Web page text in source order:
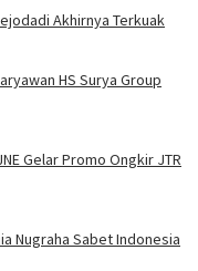
Akhirnya Terkuak
HS Surya Group
Gelar Promo Ongkir JTR
Nugraha Sabet Indonesia